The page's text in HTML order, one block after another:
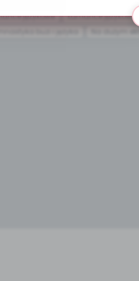
językowe Łamańce językowe